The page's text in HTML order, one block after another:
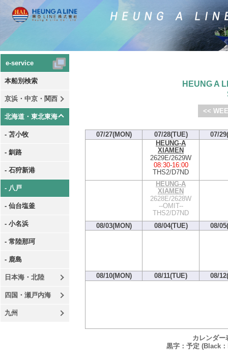
e-service
本船別検索
京浜・中京・関西
北海道・東北東海
- 苫小牧
- 釧路
- 石狩新港
- 八戸
- 仙台塩釜
- 小名浜
- 常陸那珂
- 鹿島
日本海・北陸
四国・瀬戸内海
九州
HEUNG A
<<
07/27(MON) 07/28(TUE)
07/
HEUNG-A
XIAMEN
2629E/2629W
08:30-16:00
THS2/D7ND
HEUNG-A
XIAMEN
2628E/2628W
--OMIT--
THS2/D7ND
08/03(MON)
08/04(TUE) 08/
08/10(MON) 08/11(TUE) 08/
カレンダー
黒字：予定 (Black